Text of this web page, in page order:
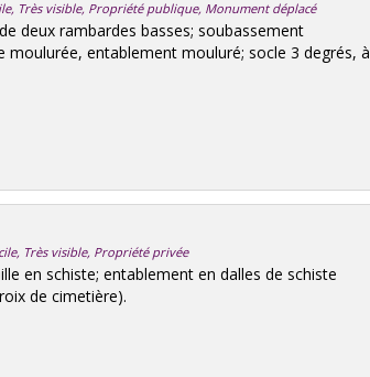
Très visible, Propriété publique, Monument déplacé
deux rambardes basses; soubassement
moulurée, entablement mouluré; socle 3 degrés, à
Très visible, Propriété privée
en schiste; entablement en dalles de schiste
de cimetière).